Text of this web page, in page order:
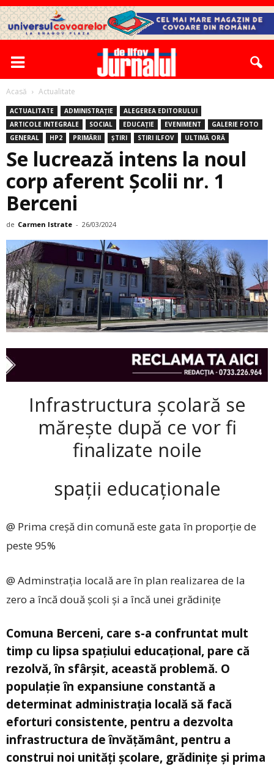
Acasă Actualitate
ACTUALITATE ADMINISTRAȚIE
ALEGEREA EDITORULUI
ARTICOLE INTEGRALE
SOCIAL EDUCAȚIE EVENIMENT
GALERIE FOTO
GENERAL
HP2 PRIMĂRII ȘTIRI STIRI ILFOV ULTIMĂ ORĂ
Se lucrează intens la noul
corp aferent Şcolii nr. 1
Berceni
de Carmen Istrate - 26/03/2024
Infrastructura școlară se
mărește după ce vor fi
finalizate noile
spații educaționale
@ Prima creșă din comună este gata în proporție de
peste 95%
@ Adminstrația locală are în plan realizarea de la
zero a încă două școli și a încă unei grădinițe
Comuna Berceni, care s-a confruntat mult
timp cu lipsa spațiului educațional, pare că
rezolvă, în sfârșit, această problemă. O
populație în expansiune constantă a
determinat administrația locală să facă
eforturi consistente, pentru a dezvolta
infrastructura de învățământ, pentru a
construi noi unități școlare, grădinițe și prima